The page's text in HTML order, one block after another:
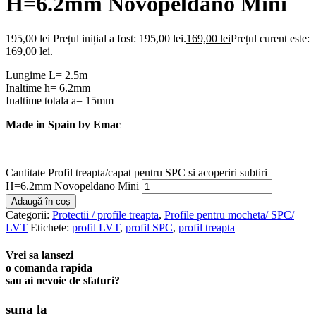
195,00lei Prețul inițial a fost: 195,00 lei.169,00 leiPrețul curent este:
169,00 lei.
Lungime L= 2.5m
Inaltime h= 6.2mm
Inaltime totala a= 15mm
Made in Spain by Emac
Cantitate Profil treapta/capat pentru SPC si acoperiri subtiri
H=6.2mm Novopeldano Mini
Adaugă în coș
Categorii: Protectii / profile treapta, Profile pentru mocheta/ SPC/
LVT Etichete: profil LVT, profil SPC, profil treapta
Vrei sa lansezi
o comanda rapida
sau ai nevoie de sfaturi?
suna la